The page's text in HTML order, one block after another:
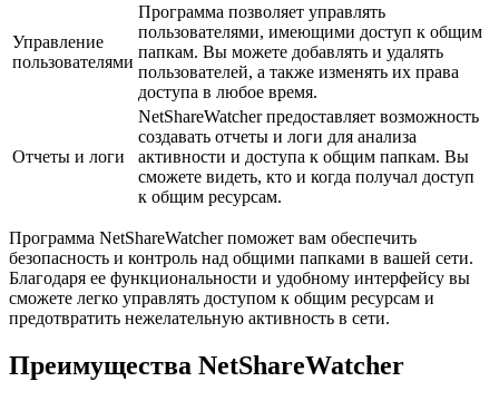
Управление
пользователями
Программа позволяет управлять
пользователями, имеющими доступ к общим
папкам. Вы можете добавлять и удалять
пользователей, а также изменять их права
доступа в любое время.
Отчеты и логи
NetShareWatcher предоставляет возможность
создавать отчеты и логи для анализа
активности и доступа к общим папкам. Вы
сможете видеть, кто и когда получал доступ
к общим ресурсам.
Программа NetShareWatcher поможет вам обеспечить
безопасность и контроль над общими папками в вашей сети.
Благодаря ее функциональности и удобному интерфейсу вы
сможете легко управлять доступом к общим ресурсам и
предотвратить нежелательную активность в сети.
Преимущества NetShareWatcher